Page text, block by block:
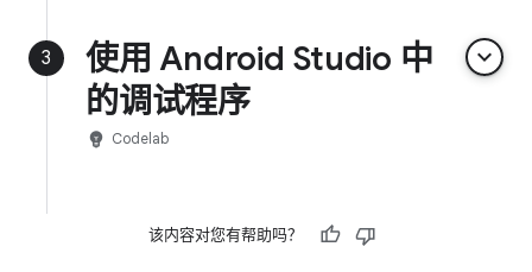
3
使用 Android Studio 中
的调试程序
keyboard_arrow_down
emoji_objects Codelab
该内容对您有帮助吗？